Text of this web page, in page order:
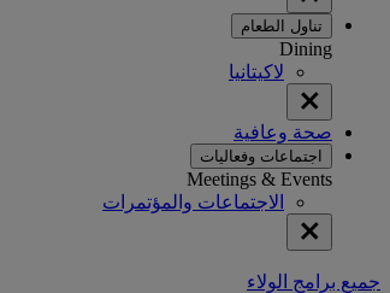
تناول الطعام
Dining
لاكيتانيا
صحة وعافية
اجتماعات وفعاليات
Meetings & Events
الاجتماعات والمؤتمرات
جميع برامج الولاء